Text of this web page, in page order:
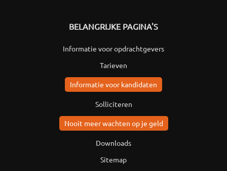
BELANGRIJKE PAGINA'S
Informatie voor opdrachtgevers
Tarieven
Informatie voor kandidaten
Solliciteren
Nooit meer wachten op je geld
Downloads
Sitemap